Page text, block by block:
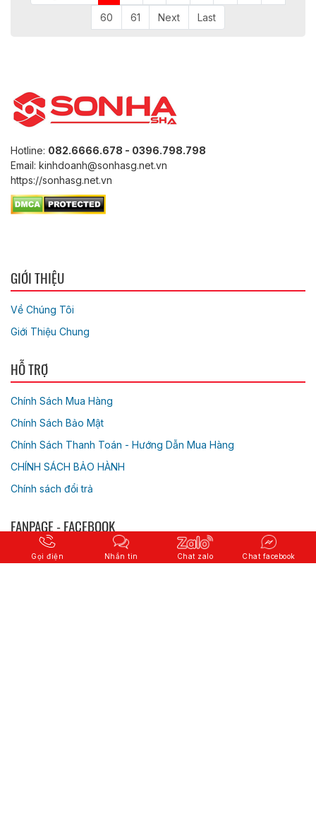
60 61 Next Last
Hotline: 082.6666.678 - 0396.798.798
Email: kinhdoanh@sonhasg.net.vn
https://sonhasg.net.vn
GIỚI THIỆU
Về Chúng Tôi
Giới Thiệu Chung
HỖ TRỢ
Chính Sách Mua Hàng
Chính Sách Bảo Mật
Chính Sách Thanh Toán - Hướng Dẫn Mua Hàng
CHÍNH SÁCH BẢO HÀNH
Chính sách đổi trả
FANPAGE - FACEBOOK
Gọi điện Nhắn tin Chat zalo Chat facebook